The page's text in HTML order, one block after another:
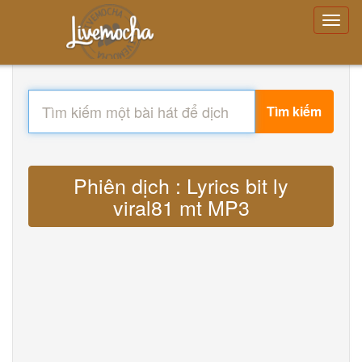
Tìm kiếm
Phiên dịch : Lyrics bit ly
viral81 mt MP3